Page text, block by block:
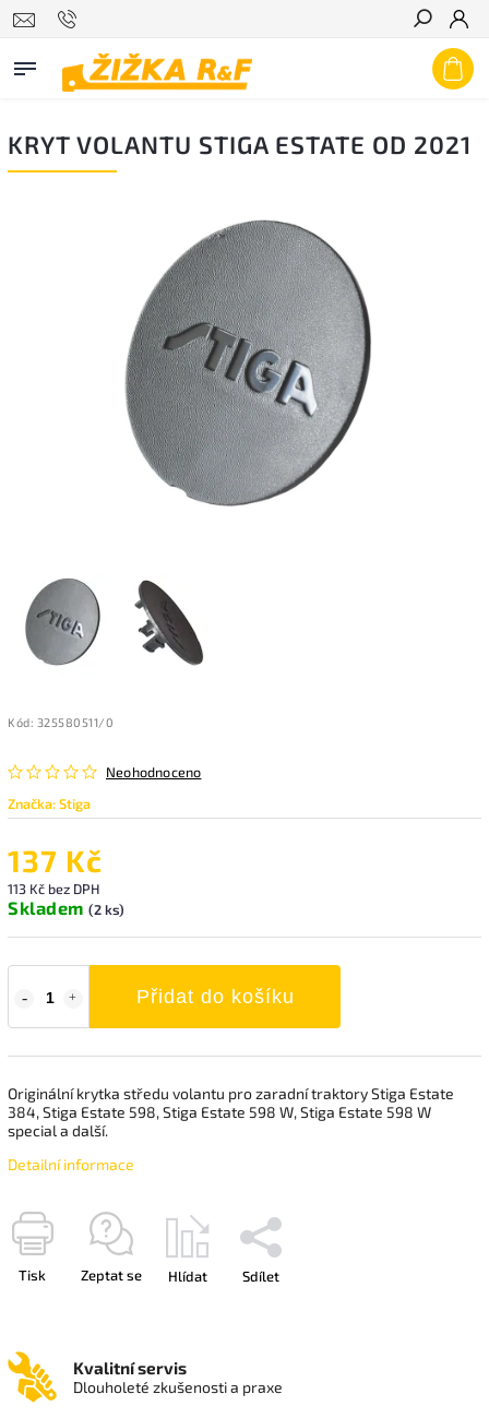
Hledat
KRYT VOLANTU STIGA ESTATE OD 2021
Kód: 325580511/0
Neohodnoceno
Značka:Stiga
137 Kč
113 Kč bez DPH
Skladem (2 ks)
Přidat do košíku
Originální krytka středu volantu pro zaradní traktory Stiga Estate
384, Stiga Estate 598, Stiga Estate 598 W, Stiga Estate 598 W
special a další.
Detailní informace
Tisk Zeptat se Hlídat Sdílet
Kvalitní servis
Dlouholeté zkušenosti a praxe